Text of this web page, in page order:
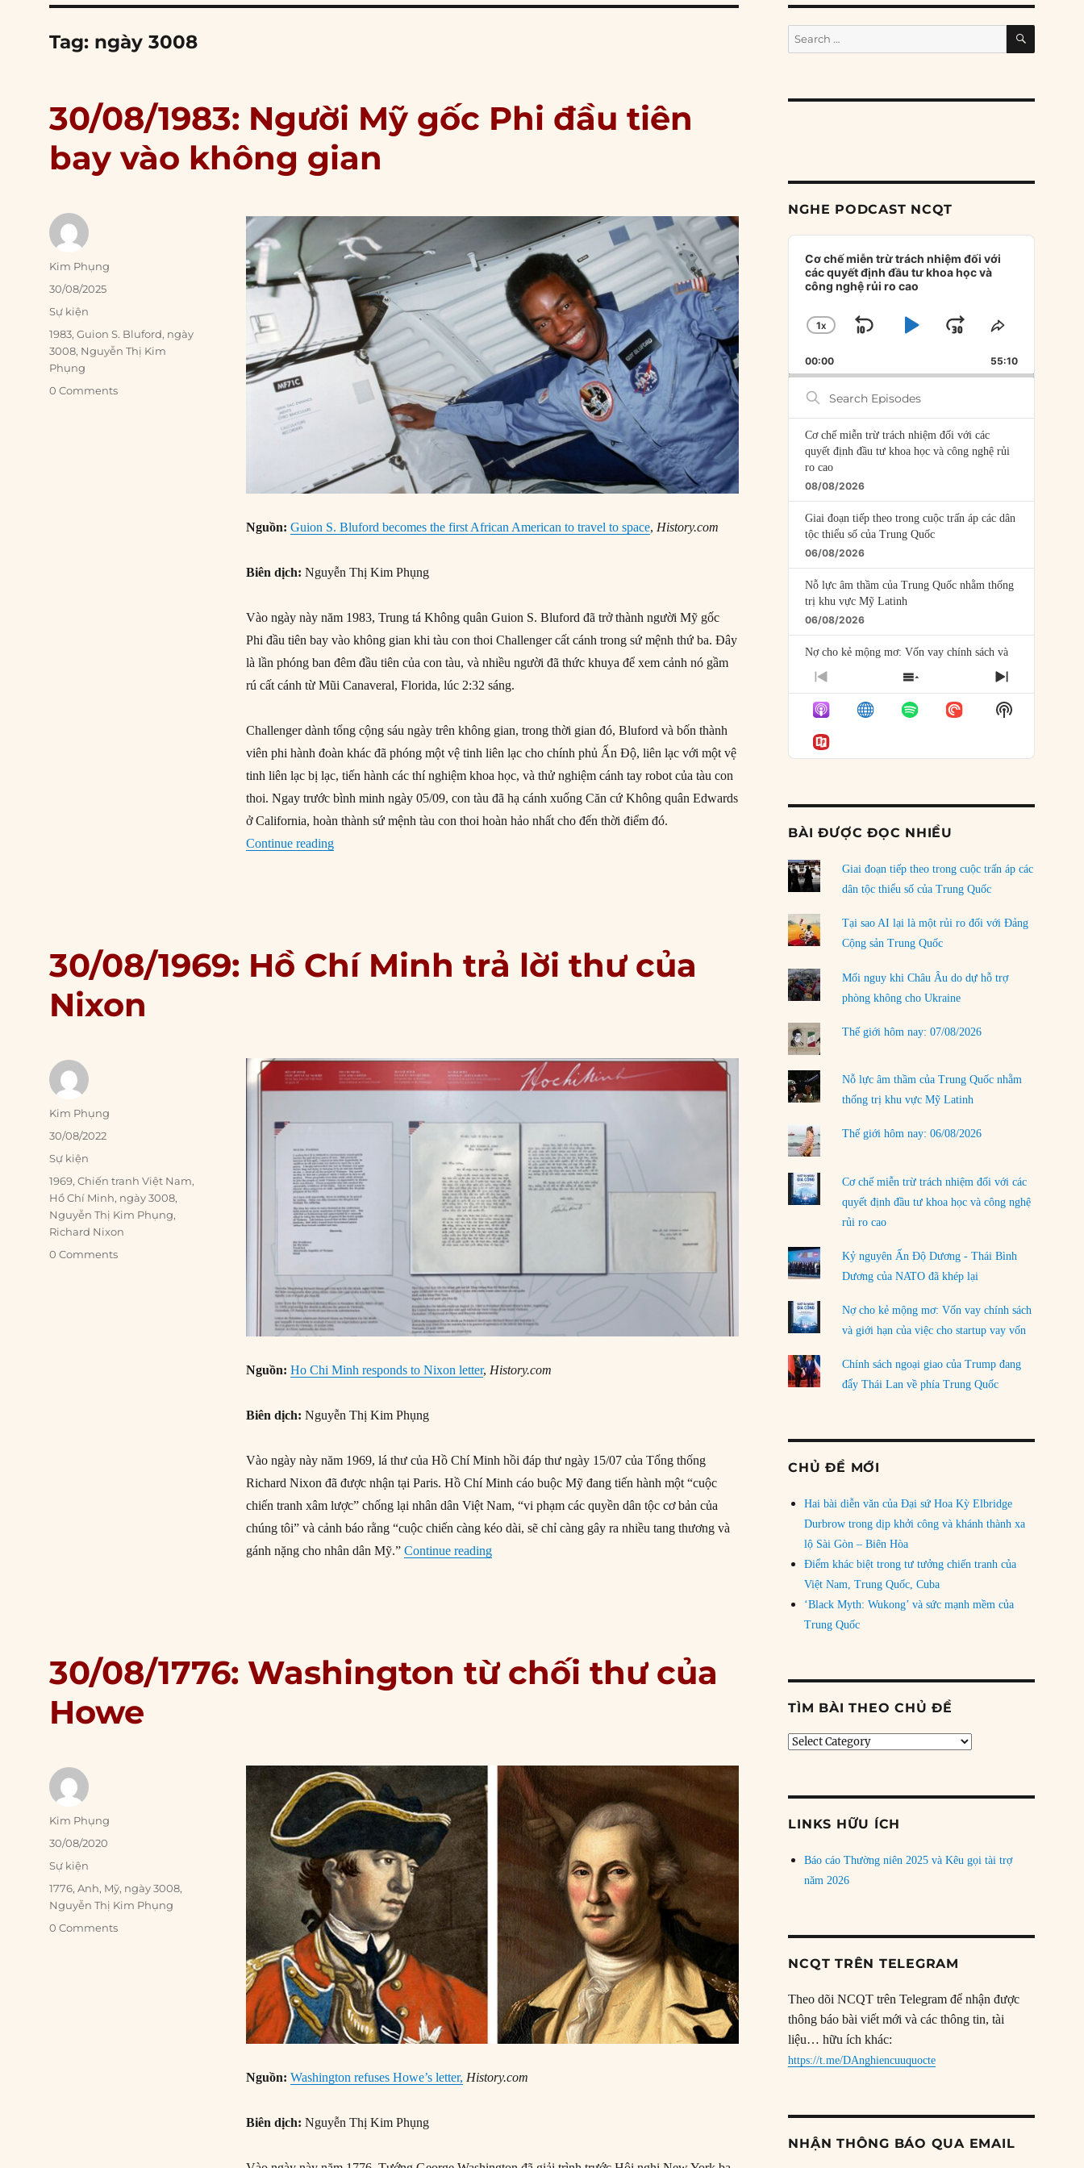
Tag: ngày 3008
30/08/1983: Người Mỹ gốc Phi đầu tiên
bay vào không gian
Nguồn:Guion S. Bluford becomes the first African American to travel to space, History.com
Biên dịch: Nguyễn Thị Kim Phụng
Vào ngày này năm 1983, Trung tá Không quân Guion S. Bluford đã trở thành người Mỹ gốc
Phi đầu tiên bay vào không gian khi tàu con thoi Challenger cất cánh trong sứ mệnh thứ ba. Đây
là lần phóng ban đêm đầu tiên của con tàu, và nhiều người đã thức khuya để xem cảnh nó gầm
rú cất cánh từ Mũi Canaveral, Florida, lúc 2:32 sáng.
Challenger dành tổng cộng sáu ngày trên không gian, trong thời gian đó, Bluford và bốn thành
viên phi hành đoàn khác đã phóng một vệ tinh liên lạc cho chính phủ Ấn Độ, liên lạc với một vệ
tinh liên lạc bị lạc, tiến hành các thí nghiệm khoa học, và thử nghiệm cánh tay robot của tàu con
thoi. Ngay trước bình minh ngày 05/09, con tàu đã hạ cánh xuống Căn cứ Không quân Edwards
ở California, hoàn thành sứ mệnh tàu con thoi hoàn hảo nhất cho đến thời điểm đó.
Continue reading“30/08/1983: Người Mỹ gốc Phi đầu tiên bay vào không gian”
Author
Kim Phụng
Posted
30/08/2025
Categories
Sự kiện
Tags
1983,Guion S. Bluford, ngày
3008, Nguyễn Thị Kim
Phụng
0 Comments
30/08/1969: Hồ Chí Minh trả lời thư của
Nixon
Nguồn:Ho Chi Minh responds to Nixon letter, History.com
Biên dịch: Nguyễn Thị Kim Phụng
Vào ngày này năm 1969, lá thư của Hồ Chí Minh hồi đáp thư ngày 15/07 của Tổng thống
Richard Nixon đã được nhận tại Paris. Hồ Chí Minh cáo buộc Mỹ đang tiến hành một “cuộc
chiến tranh xâm lược” chống lại nhân dân Việt Nam, “vi phạm các quyền dân tộc cơ bản của
chúng tôi” và cảnh báo rằng “cuộc chiến càng kéo dài, sẽ chỉ càng gây ra nhiều tang thương và
gánh nặng cho nhân dân Mỹ.”Continue reading“30/08/1969: Hồ Chí Minh trả lời thư của Nixon”
Author
Kim Phụng
Posted
30/08/2022
Categories
Sự kiện
Tags
1969,Chiến tranh Việt Nam,
Hồ Chí Minh, ngày 3008,
Nguyễn Thị Kim Phụng,
Richard Nixon
0 Comments
30/08/1776: Washington từ chối thư của
Howe
Nguồn: Washington refuses Howe’s letter, History.com
Biên dịch: Nguyễn Thị Kim Phụng
Author
Kim Phụng
Posted
30/08/2020
Categories
Sự kiện
Tags
1776,Anh, Mỹ, ngày 3008,
Nguyễn Thị Kim Phụng
0 Comments
Search
for:
SEARCH
NGHE PODCAST NCQT
Audio
Player
Cơ chế miễn trừ trách nhiệm đối với
các quyết định đầu tư khoa học và
công nghệ rủi ro cao
CHANGE
RATE
1X
SKIP
BACKWARD
PLAYJUMP
FORWARD
SHARE
EPISODE
00:00 55:10
Search
Episodes
Cơ chế miễn trừ trách nhiệm đối với các
quyết định đầu tư khoa học và công nghệ rủi
ro cao
08/08/2026
Giai đoạn tiếp theo trong cuộc trấn áp các dân
tộc thiểu số của Trung Quốc
06/08/2026
Nỗ lực âm thầm của Trung Quốc nhằm thống
trị khu vực Mỹ Latinh
06/08/2026
Nợ cho kẻ mộng mơ: Vốn vay chính sách và
giới hạn của việc cho startup vay vốn
Mỹ Latinh đang trở thành “phòng thí nghiệm”
của phe cánh hữu mới
04/08/2026
Ngoại trưởng Nhật Bản?
Dương
03/08/2026
Đặt cược vào thất bại: Các quỹ đầu tư mạo
hiểm quốc gia và khía cạnh chính trị của vốn
02/08/2026
Làm thế nào để kết thúc Chiến tranh Iran?
01/08/2026
Chiến lược kế tiếp của Bắc Kinh ở Biển Đông
31/07/2026
LOAD MORE
PREVIOUS
EPISODE
SHOW
EPISODES
LIST
NEXT
EPISODE
Show
Podcast
BÀI ĐƯỢC ĐỌC NHIỀU
Giai đoạn tiếp theo trong cuộc trấn áp các
dân tộc thiểu số của Trung Quốc
Tại sao AI lại là một rủi ro đối với Đảng
Cộng sản Trung Quốc
Mối nguy khi Châu Âu do dự hỗ trợ
phòng không cho Ukraine
Thế giới hôm nay: 07/08/2026
Nỗ lực âm thầm của Trung Quốc nhằm
thống trị khu vực Mỹ Latinh
Thế giới hôm nay: 06/08/2026
Cơ chế miễn trừ trách nhiệm đối với các
quyết định đầu tư khoa học và công nghệ
rủi ro cao
Kỷ nguyên Ấn Độ Dương - Thái Bình
Dương của NATO đã khép lại
Nợ cho kẻ mộng mơ: Vốn vay chính sách
và giới hạn của việc cho startup vay vốn
Chính sách ngoại giao của Trump đang
đẩy Thái Lan về phía Trung Quốc
CHỦ ĐỀ MỚI
Hai bài diễn văn của Đại sứ Hoa Kỳ Elbridge
Durbrow trong dịp khởi công và khánh thành xa
lộ Sài Gòn – Biên Hòa
Điểm khác biệt trong tư tưởng chiến tranh của
Việt Nam, Trung Quốc, Cuba
‘Black Myth: Wukong’ và sức mạnh mềm của
Trung Quốc
TÌM BÀI THEO CHỦ ĐỀ
Tìm
LINKS HỮU ÍCH
Báo cáo Thường niên 2025 và Kêu gọi tài trợ
năm 2026
NCQT TRÊN TELEGRAM
Theo dõi NCQT trên Telegram để nhận được
thông báo bài viết mới và các thông tin, tài
liệu… hữu ích khác:
https://t.me/DAnghiencuuquocte
NHẬN THÔNG BÁO QUA EMAIL